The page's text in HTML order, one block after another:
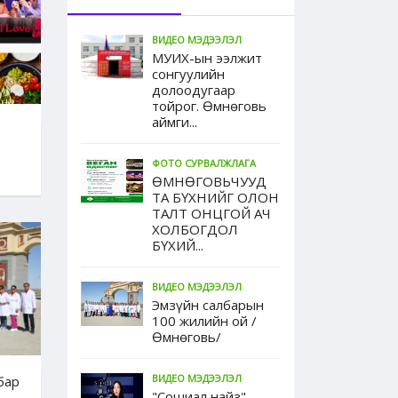
ВИДЕО МЭДЭЭЛЭЛ
МУИХ-ын ээлжит
сонгуулийн
долоодугаар
тойрог. Өмнөговь
аймги...
ФОТО СУРВАЛЖЛАГА
ӨМНӨГОВЬЧУУД
ТА БҮХНИЙГ ОЛОН
ТАЛТ ОНЦГОЙ АЧ
ХОЛБОГДОЛ
БҮХИЙ...
ВИДЕО МЭДЭЭЛЭЛ
Эмзүйн салбарын
100 жилийн ой /
Өмнөговь/
ВИДЕО МЭДЭЭЛЭЛ